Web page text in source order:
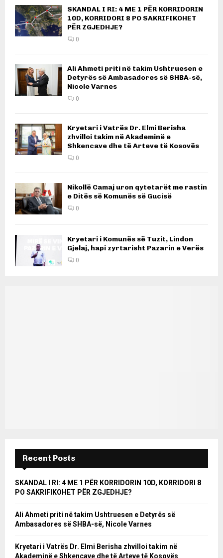
SKANDAL I RI: 4 ME 1 PËR KORRIDORIN
10D, KORRIDORI 8 PO SAKRIFIKOHET
PËR ZGJEDHJE?
0
Ali Ahmeti priti në takim Ushtruesen e
Detyrës së Ambasadores së SHBA-së,
Nicole Varnes
0
Kryetari i Vatrës Dr. Elmi Berisha
zhvilloi takim në Akademinë e
Shkencave dhe të Arteve të Kosovës
0
Nikollë Camaj uron qytetarët me rastin
e Ditës së Komunës së Gucisë
0
Kryetari i Komunës së Tuzit, Lindon
Gjelaj, hapi zyrtarisht Pazarin e Verës
0
Recent Posts
SKANDAL I RI: 4 ME 1 PËR KORRIDORIN 10D, KORRIDORI 8
PO SAKRIFIKOHET PËR ZGJEDHJE?
Ali Ahmeti priti në takim Ushtruesen e Detyrës së
Ambasadores së SHBA-së, Nicole Varnes
Kryetari i Vatrës Dr. Elmi Berisha zhvilloi takim në
Akademinë e Shkencave dhe të Arteve të Kosovës